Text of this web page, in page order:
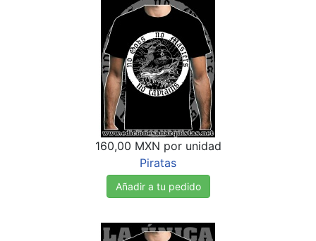
160,00 MXN por unidad
Piratas
Añadir a tu pedido